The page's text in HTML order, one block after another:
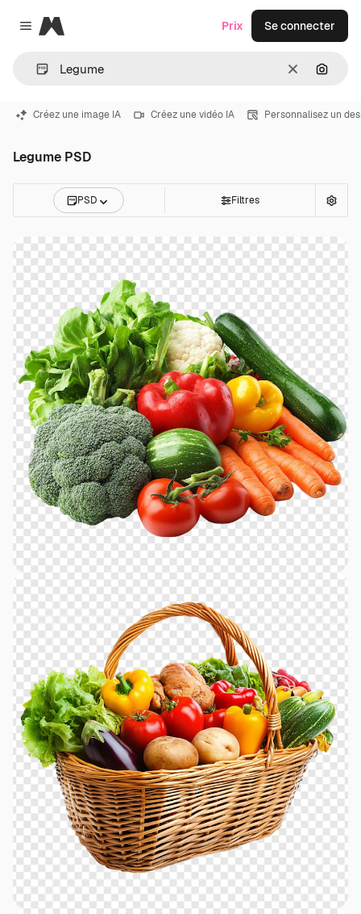
Close menu
Magnific
Effacer
Prix Se connecter
Créez une image IA Créez une vidéo IA Personnalisez un
Legume PSD
PSD Filtres